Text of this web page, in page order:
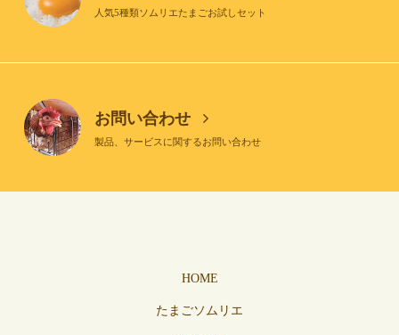
人気5種類ソムリエたまごお試しセット
お問い合わせ
製品、サービスに関するお問い合わせ
HOME
たまごソムリエ